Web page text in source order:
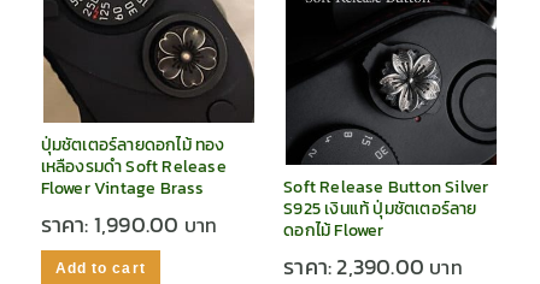
ปุ่มชัตเตอร์ลายดอกไม้ ทอง
เหลืองรมดำ Soft Release
Flower Vintage Brass
ราคา:1,990.00
Add to cart
Soft Release Button Silver
S925 เงินแท้ ปุ่มชัตเตอร์ลาย
ดอกไม้ Flower
ราคา:2,390.00